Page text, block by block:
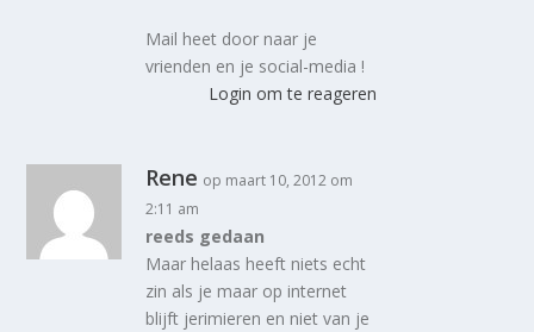
Mail heet door naar je
vrienden en je social-media !
Login om te reageren
Rene op maart 10, 2012 om
2:11 am
reeds gedaan
Maar helaas heeft niets echt
zin als je maar op internet
blijft jerimieren en niet van je